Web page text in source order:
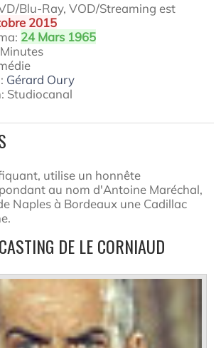
Blu-Ray, VOD/Streaming est
2015
24 Mars 1965
Gérard Oury
Studiocanal
utilise un honnête
au nom d'Antoine Maréchal,
Naples à Bordeaux une Cadillac
DE LE CORNIAUD